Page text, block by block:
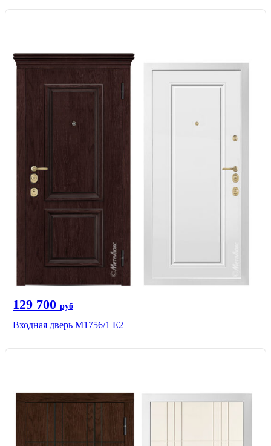
129 700 руб
Входная дверь М1756/1 Е2